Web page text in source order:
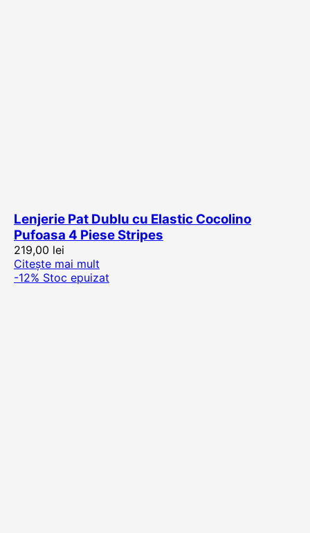
Lenjerie Pat Dublu cu Elastic Cocolino
Pufoasa 4 Piese Stripes
219,00 lei
Citește mai mult
-12% Stoc epuizat